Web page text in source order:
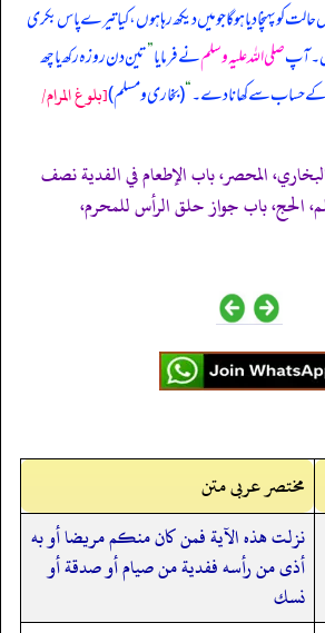
کو پہنچا دیا ہو گا جو میں دیکھ رہا ہوں، کیا تیرے پاس بکری
آپصلی اللہ علیہ وسلمنے فرمایا”تین دن روزہ رکھ یا چھ
کے حساب سے کھانا دے۔“(بخاری و مسلم)[بلوغ المرام/
المحصر، باب الإطعام في الفدية نصف
ومسلم، الحج، باب جواز حلق الرأس للمحرم،
مختصر عربی متن
نزلت هذه الآية فمن كان منكم مريضا أو به
أذى من رأسه ففدية من صيام أو صدقة أو
نسك